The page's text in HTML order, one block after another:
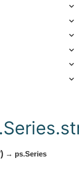
) → ps.Series